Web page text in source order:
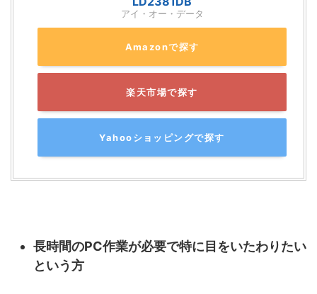
アイ・オー・データ
Amazonで探す
楽天市場で探す
Yahooショッピングで探す
長時間のPC作業が必要で特に目をいたわりたい
という方